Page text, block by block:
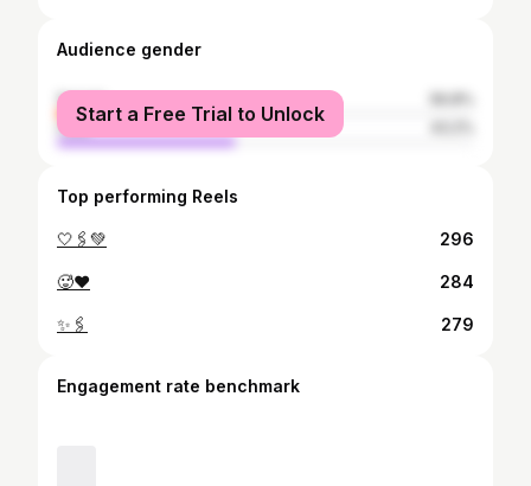
Audience gender
female
male
Start a Free Trial to Unlock
Top performing Reels
🤍🖇️💚 296
🥵❤️ 284
✨🖇️ 279
Engagement rate benchmark